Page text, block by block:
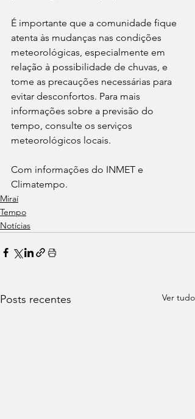
É importante que a comunidade fique
atenta às mudanças nas condições
meteorológicas, especialmente em
relação à possibilidade de chuvas, e
tome as precauções necessárias para
evitar desconfortos. Para mais
informações sobre a previsão do
tempo, consulte os serviços
meteorológicos locais.
Com informações do INMET e
Climatempo.
Miraí
Tempo
Notícias
Posts recentes Ver tudo